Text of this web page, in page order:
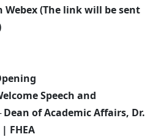
Webex (The link will be sent
Speech and
of Academic Affairs, Dr.
FHEA